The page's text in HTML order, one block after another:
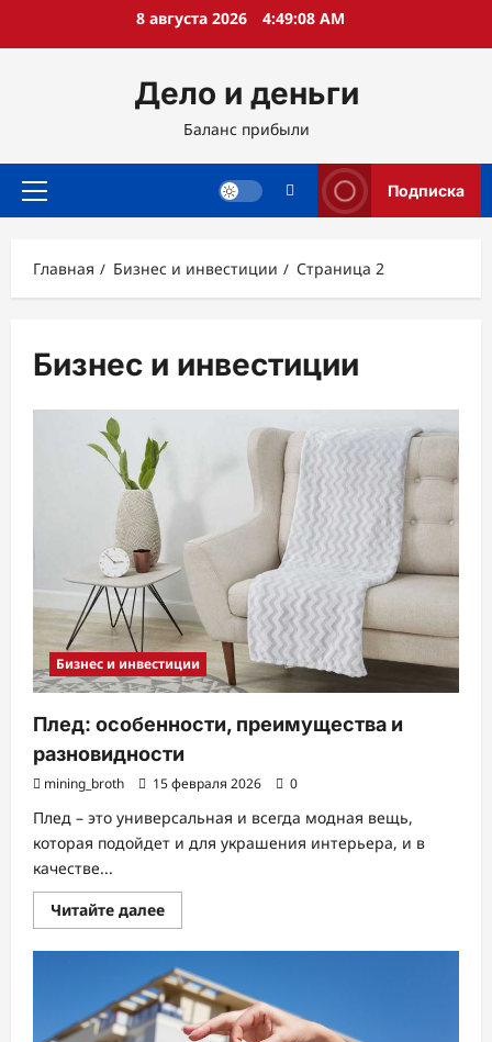
8 августа 2026 4:49:09 AM
Дело и деньги
Баланс прибыли
Основное
Подписка
Главная Бизнес и инвестиции Страница 2
Бизнес и инвестиции
Бизнес и инвестиции
Плед: особенности, преимущества и
разновидности
mining_broth 15 февраля 2026 0
Плед – это универсальная и всегда модная вещь,
которая подойдет и для украшения интерьера, и в
качестве...
Читайте далееПрочитать
больше
Плед:
особенности,
преимущества
и
разновидности